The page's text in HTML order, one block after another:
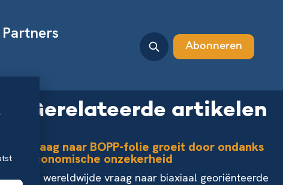
Partners
Abonneren
Gerelateerde artikelen
Vraag naar BOPP-folie groeit door ondanks
economische onzekerheid
De wereldwijde vraag naar biaxiaal georiënteerde